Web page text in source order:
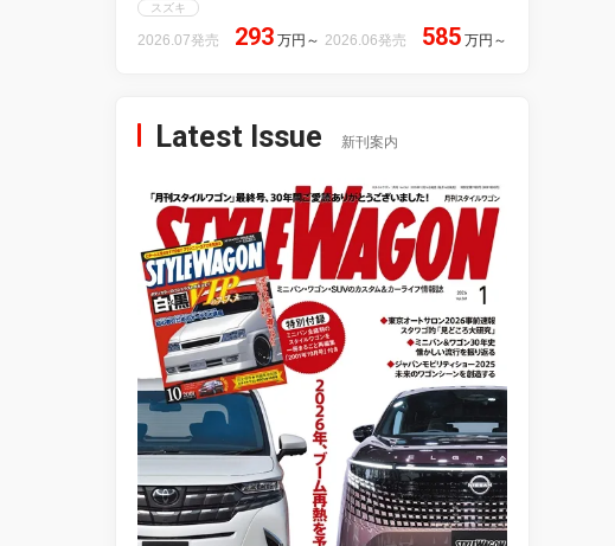
スズキ
2026.07発売 293 万円 ～ 2026.06発売 585 万円 ～
Latest Issue 新刊案内